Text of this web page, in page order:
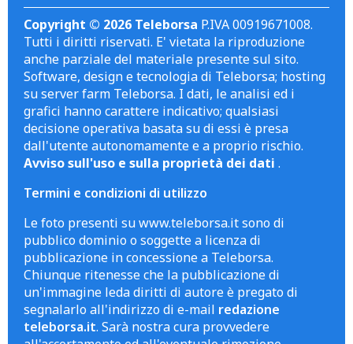
Copyright © 2026 Teleborsa P.IVA 00919671008.
Tutti i diritti riservati. E' vietata la riproduzione
anche parziale del materiale presente sul sito.
Software, design e tecnologia di Teleborsa; hosting
su server farm Teleborsa. I dati, le analisi ed i
grafici hanno carattere indicativo; qualsiasi
decisione operativa basata su di essi è presa
dall'utente autonomamente e a proprio rischio.
Avviso sull'uso e sulla proprietà dei dati .
Termini e condizioni di utilizzo
Le foto presenti su www.teleborsa.it sono di
pubblico dominio o soggette a licenza di
pubblicazione in concessione a Teleborsa.
Chiunque ritenesse che la pubblicazione di
un'immagine leda diritti di autore è pregato di
segnalarlo all'indirizzo di e-mail redazione
teleborsa.it. Sarà nostra cura provvedere